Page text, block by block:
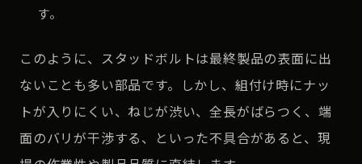
す。
このように、スタッドボルトは最終製品の表面に出
ないことも多い部品です。しかし、組付け時にナッ
トが入りにくい、ねじが渋い、全長がばらつく、端
面のバリが干渉する、といった不具合があると、現